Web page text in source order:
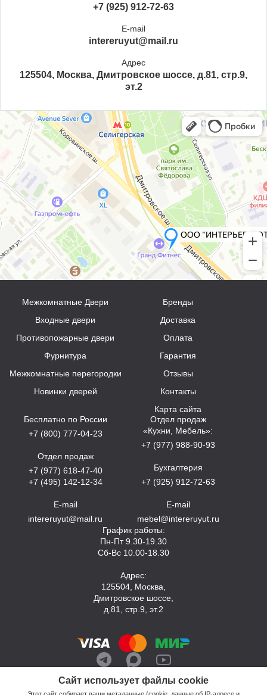
+7 (925) 912-72-63
E-mail
intereruyut@mail.ru
Адрес
125504, Москва, Дмитровское шоссе, д.81, стр.9,
эт.2
Сайт использует файлы cookie
Межкомнатные Двери
Входные двери
Противопожарные двери
Фурнитура
Межкомнатные перегородки
Новинки дверей
Бренды
Доставка
Оплата
Гарантия
Отзывы
Контакты
Карта сайта
Бесплатно по России
+7 (800) 777-04-23
Отдел продаж
+7 (977) 618-47-40
+7 (495) 142-12-34
E-mail
intereruyut@mail.ru
Отдел продаж
«Кухни, Мебель»:
+7 (977) 988-90-93
Бухгалтерия
+7 (925) 912-72-63
E-mail
mebel@intereruyut.ru
График работы:
Пн-Пт 9.30-19.30
Сб-Вс 10.00-18.30
Адрес:
125504, Москва,
Дмитровское шоссе,
д.81, стр.9, эт.2